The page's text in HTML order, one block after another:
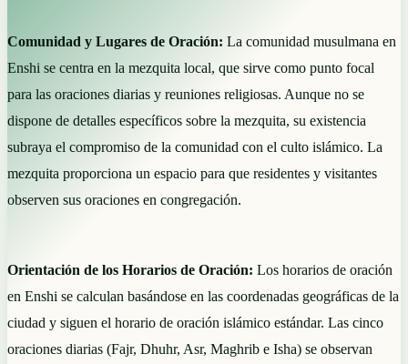
Comunidad y Lugares de Oración: La comunidad musulmana en
Enshi se centra en la mezquita local, que sirve como punto focal
para las oraciones diarias y reuniones religiosas. Aunque no se
dispone de detalles específicos sobre la mezquita, su existencia
subraya el compromiso de la comunidad con el culto islámico. La
mezquita proporciona un espacio para que residentes y visitantes
observen sus oraciones en congregación.
Orientación de los Horarios de Oración: Los horarios de oración
en Enshi se calculan basándose en las coordenadas geográficas de la
ciudad y siguen el horario de oración islámico estándar. Las cinco
oraciones diarias (Fajr, Dhuhr, Asr, Maghrib e Isha) se observan